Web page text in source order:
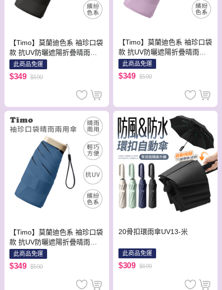
【Timo】莫蘭迪色系 袖珍口袋
款 抗UV防曬遮陽折疊晴雨傘-
經典黑
此商品免運
$349 $590
【Timo】莫蘭迪色系 袖珍口袋
款 抗UV防曬遮陽折疊晴雨傘-
玫瑰紫
此商品免運
$349 $590
【Timo】莫蘭迪色系 袖珍口袋
款 抗UV防曬遮陽折疊晴雨傘-
靛藍色
此商品免運
$349 $590
20骨扣環雨傘UV13-米
此商品免運
$309 $699